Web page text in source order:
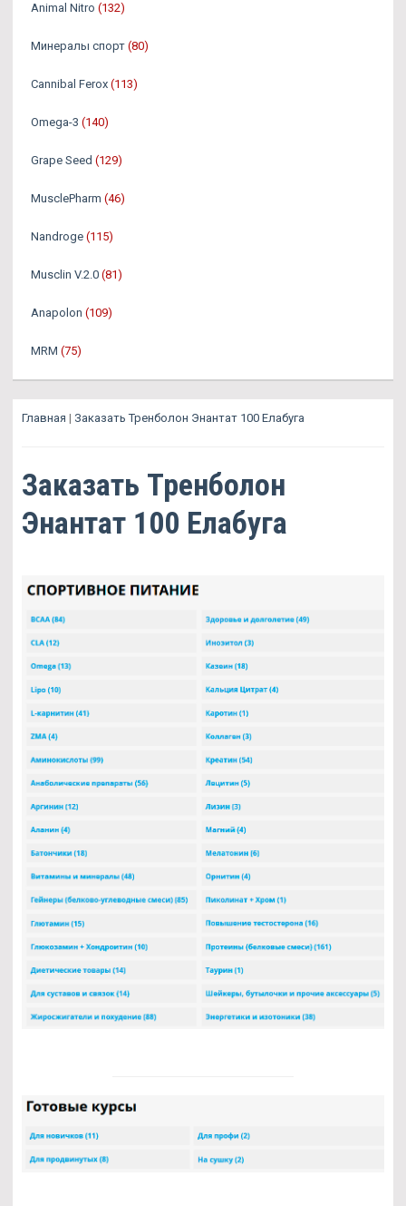
Animal Nitro (132)
Минералы спорт (80)
Cannibal Ferox (113)
Omega-3 (140)
Grape Seed (129)
MusclePharm (46)
Nandroge (115)
Musclin V.2.0 (81)
Anapolon (109)
MRM (75)
Главная | Заказать Тренболон Энантат 100 Елабуга
Заказать Тренболон
Энантат 100 Елабуга